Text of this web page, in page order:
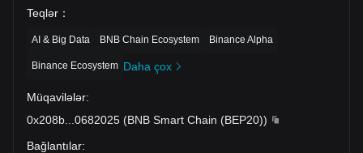
Teqlər ：
AI & Big Data BNB Chain Ecosystem Binance Alpha
Binance Ecosystem Daha çox
Müqavilələr:
0x208b
0682025 (BNB Smart Chain (BEP20))
Bağlantılar: